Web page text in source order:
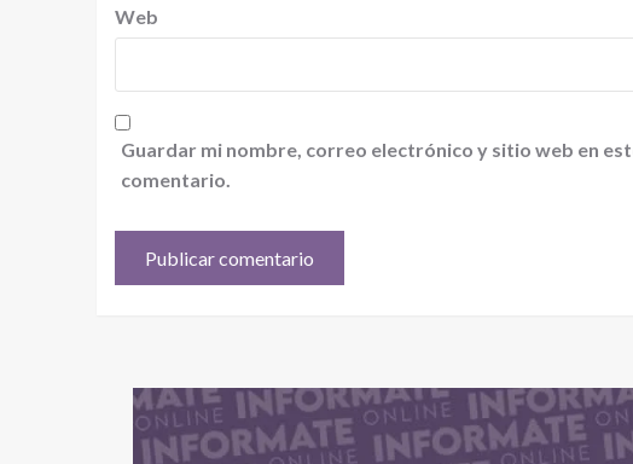
Web
Guardar mi nombre, correo electrónico y sitio web en
comentario.